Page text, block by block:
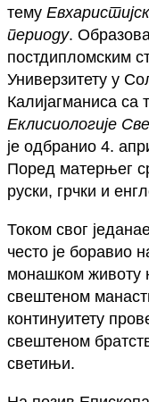
тему
периоду.
постдипломским
Универзитету у
Калијагманиса са
Еклисиологије
је одбранио 4.
Поред матерњег
руски, грчки и
Током свог
често је боравио
монашком животу
свештеном
континуитету
свештеном
светињи.